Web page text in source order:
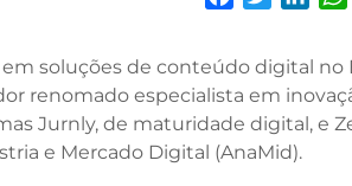
soluções de conteúdo digital no
renomado especialista em
Jurnly, de maturidade digital, e
e Mercado Digital (AnaMid).